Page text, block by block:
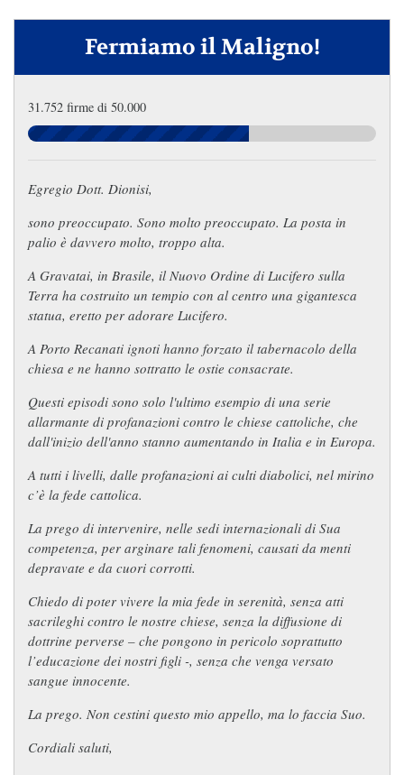
Fermiamo il Maligno!
31.752 firme di 50.000
Egregio Dott. Dionisi,
sono preoccupato. Sono molto preoccupato. La posta in
palio è davvero molto, troppo alta.
A Gravatai, in Brasile, il Nuovo Ordine di Lucifero sulla
Terra ha costruito un tempio con al centro una gigantesca
statua, eretto per adorare Lucifero.
A Porto Recanati ignoti hanno forzato il tabernacolo della
chiesa e ne hanno sottratto le ostie consacrate.
Questi episodi sono solo l'ultimo esempio di una serie
allarmante di profanazioni contro le chiese cattoliche, che
dall'inizio dell'anno stanno aumentando in Italia e in Europa.
A tutti i livelli, dalle profanazioni ai culti diabolici, nel mirino
c’è la fede cattolica.
La prego di intervenire, nelle sedi internazionali di Sua
competenza, per arginare tali fenomeni, causati da menti
depravate e da cuori corrotti.
Chiedo di poter vivere la mia fede in serenità, senza atti
sacrileghi contro le nostre chiese, senza la diffusione di
dottrine perverse – che pongono in pericolo soprattutto
l’educazione dei nostri figli -, senza che venga versato
sangue innocente.
La prego. Non cestini questo mio appello, ma lo faccia Suo.
Cordiali saluti,